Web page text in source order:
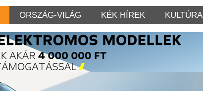
ORSZÁG-VILÁG KÉK HÍREK KULTÚRA